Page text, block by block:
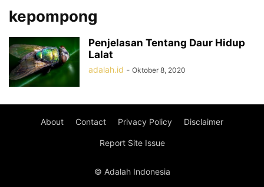
kepompong
Penjelasan Tentang Daur Hidup
Lalat
adalah.id - Oktober 8, 2020
About Contact Privacy Policy Disclaimer
Report Site Issue
© Adalah Indonesia